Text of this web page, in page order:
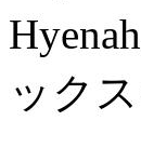
ック